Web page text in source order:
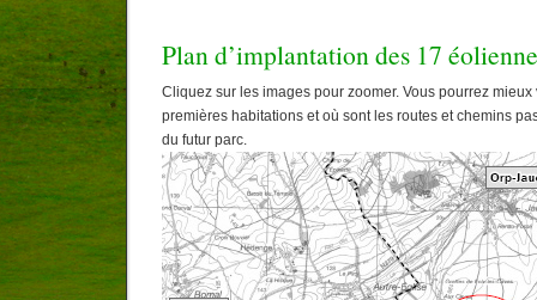
Plan d’implantation des 17
Cliquez sur les images pour zoomer. Vous pourrez
premières habitations et où sont les routes et chemins
du futur parc.